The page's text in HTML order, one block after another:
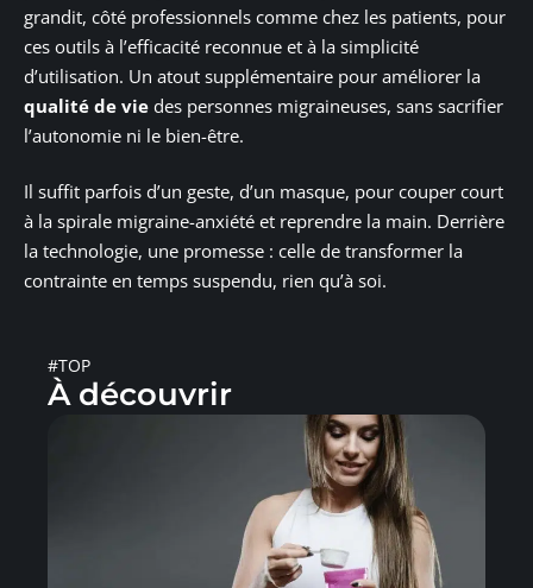
grandit, côté professionnels comme chez les patients, pour
ces outils à l’efficacité reconnue et à la simplicité
d’utilisation. Un atout supplémentaire pour améliorer la
qualité de vie des personnes migraineuses, sans sacrifier
l’autonomie ni le bien-être.
Il suffit parfois d’un geste, d’un masque, pour couper court
à la spirale migraine-anxiété et reprendre la main. Derrière
la technologie, une promesse : celle de transformer la
contrainte en temps suspendu, rien qu’à soi.
#TOP
À découvrir